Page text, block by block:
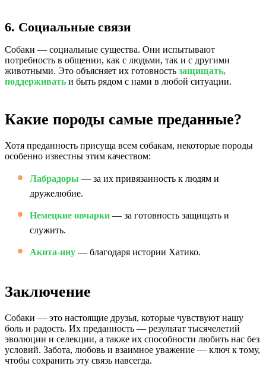
6. Социальные связи
Собаки — социальные существа. Они испытывают
потребность в общении, как с людьми, так и с другими
животными. Это объясняет их готовность защищать,
поддерживать и быть рядом с нами в любой ситуации.
Какие породы самые преданные?
Хотя преданность присуща всем собакам, некоторые породы
особенно известны этим качеством:
Лабрадоры — за их привязанность к людям и
дружелюбие.
Немецкие овчарки — за готовность защищать и
служить.
Акита-ину — благодаря истории Хатико.
Заключение
Собаки — это настоящие друзья, которые чувствуют нашу
боль и радость. Их преданность — результат тысячелетий
эволюции и селекции, а также их способности любить нас без
условий. Забота, любовь и взаимное уважение — ключ к тому,
чтобы сохранить эту связь навсегда.